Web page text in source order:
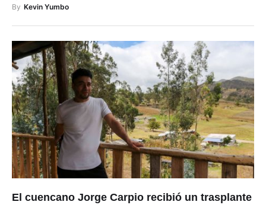
By Kevin Yumbo
El cuencano Jorge Carpio recibió un trasplante